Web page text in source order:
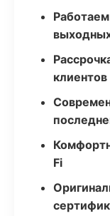
клиентов
Fi